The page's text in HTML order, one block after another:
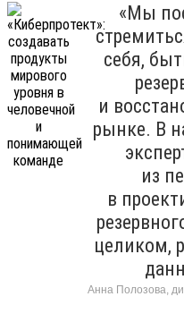
«Мы
себя,
и
рынке. В
из
в
целиком,
Анна Полозова,